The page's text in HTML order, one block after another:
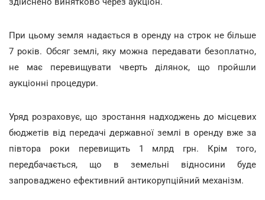
При цьому земля надається в оренду на строк не більше
7 років. Обсяг землі, яку можна передавати безоплатно,
не має перевищувати чверть ділянок, що пройшли
аукціонні процедури.
Уряд розраховує, що зростання надходжень до місцевих
бюджетів від передачі державної землі в оренду вже за
півтора роки перевищить 1 млрд грн. Крім того,
передбачається, що в земельні відносини буде
запроваджено ефективний антикорупційний механізм.